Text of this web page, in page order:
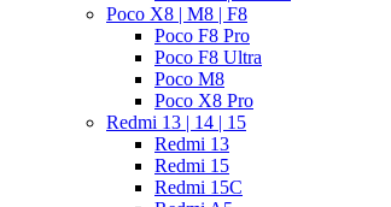
Poco X8 | M8 | F8
Poco F8 Pro
Poco F8 Ultra
Poco M8
Poco X8 Pro
Redmi 13 | 14 | 15
Redmi 13
Redmi 15
Redmi 15C